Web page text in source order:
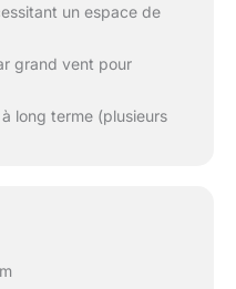
un espace de
grand vent pour
long terme (plusieurs